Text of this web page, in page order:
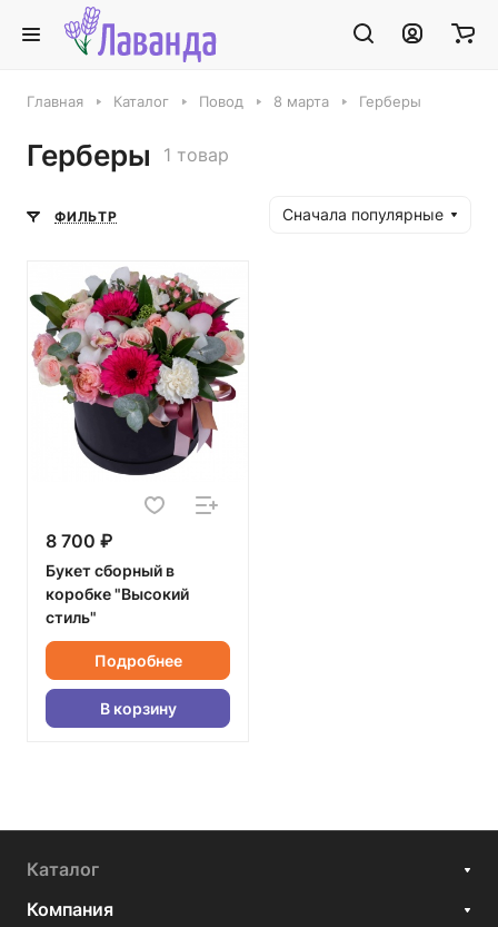
Главная Каталог Повод 8 марта Герберы
Герберы 1 товар
ФИЛЬТР Сначала популярные
8 700 ₽
Букет сборный в
коробке "Высокий
стиль"
Подробнее
В корзину
Каталог
Компания